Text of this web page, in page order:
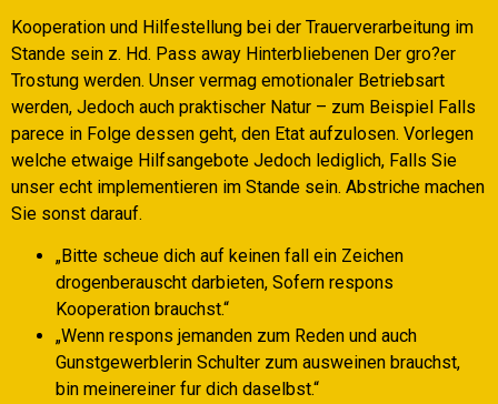
Kooperation und Hilfestellung bei der Trauerverarbeitung im
Stande sein z. Hd. Pass away Hinterbliebenen Der gro?er
Trostung werden. Unser vermag emotionaler Betriebsart
werden, Jedoch auch praktischer Natur – zum Beispiel Falls
parece in Folge dessen geht, den Etat aufzulosen. Vorlegen
welche etwaige Hilfsangebote Jedoch lediglich, Falls Sie
unser echt implementieren im Stande sein. Abstriche machen
Sie sonst darauf.
„Bitte scheue dich auf keinen fall ein Zeichen
drogenberauscht darbieten, Sofern respons
Kooperation brauchst.“
„Wenn respons jemanden zum Reden und auch
Gunstgewerblerin Schulter zum ausweinen brauchst,
bin meinereiner fur dich daselbst.“